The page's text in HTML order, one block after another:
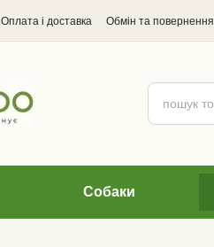
Оплата і доставка Обмін та повернення
Cобаки